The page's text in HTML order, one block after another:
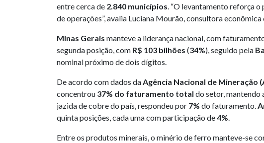
entre cerca de 2.840 municípios. “O levantamento reforça o
de operações”, avalia Luciana Mourão, consultora
Minas Gerais manteve a liderança nacional, com
segunda posição, com R$ 103 bilhões (34%), seguido pela
nominal próximo de dois dígitos.
De acordo com dados daAgência Nacional de Mineração
concentrou 37% do faturamento total do setor, mantendo
jazida de cobre do país, respondeu por 7% do faturamento.
quinta posições, cada uma com participação de4%.
Entre os produtos minerais, o minério de ferro manteve-se